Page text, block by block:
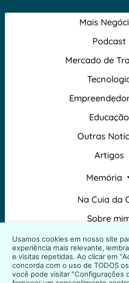
Mais
Podcast
Mercado de
Educação
Outras
Artigos
Memória
Na Cuia da
Sobre
Termos e
Usamos cookies em nosso site
experiência mais relevante,
e visitas repetidas. Ao clicar em
concorda com o uso de TODOS
você pode visitar "Configurações